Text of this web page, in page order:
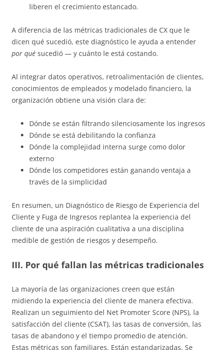
liberen el crecimiento estancado.
A diferencia de las métricas tradicionales de CX que le
dicen qué sucedió, este diagnóstico le ayuda a entender
por qué sucedió — y cuánto le está costando.
Al integrar datos operativos, retroalimentación de clientes,
conocimientos de empleados y modelado financiero, la
organización obtiene una visión clara de:
Dónde se están filtrando silenciosamente los ingresos
Dónde se está debilitando la confianza
Dónde la complejidad interna surge como dolor
externo
Dónde los competidores están ganando ventaja a
través de la simplicidad
En resumen, un Diagnóstico de Riesgo de Experiencia del
Cliente y Fuga de Ingresos replantea la experiencia del
cliente de una aspiración cualitativa a una disciplina
medible de gestión de riesgos y desempeño.
III. Por qué fallan las métricas tradicionales
La mayoría de las organizaciones creen que están
midiendo la experiencia del cliente de manera efectiva.
Realizan un seguimiento del Net Promoter Score (NPS), la
satisfacción del cliente (CSAT), las tasas de conversión, las
tasas de abandono y el tiempo promedio de atención.
Estas métricas son familiares. Están estandarizadas. Se